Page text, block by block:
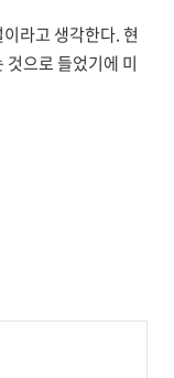
라고 생각한다. 현
것으로 들었기에 미